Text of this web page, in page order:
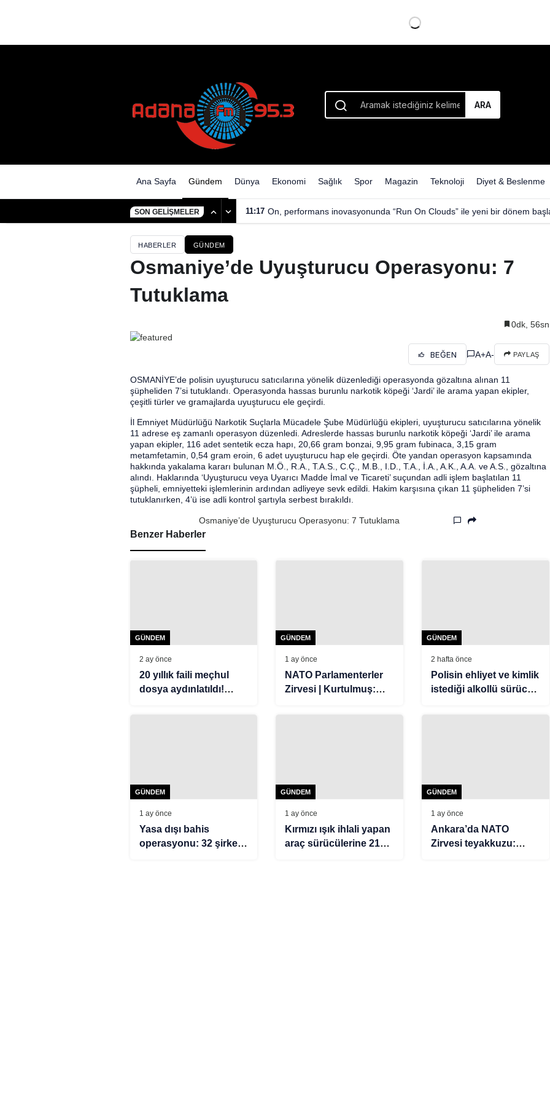
ARA
Ana Sayfa Gündem Dünya Ekonomi Sağlık Spor Magazin Teknoloji Diyet & Beslenme
SON GELIŞMELER 11:17 On, performans inovasyonunda “Run On Clouds” ile yeni bir dönem
HABERLER GÜNDEM
Osmaniye’de Uyuşturucu Operasyonu: 7
Tutuklama
0dk, 56sn
BEĞEN A+A- PAYLAŞ
OSMANİYE’de polisin uyuşturucu satıcılarına yönelik düzenlediği operasyonda gözaltına alınan 11
şüpheliden 7’si tutuklandı. Operasyonda hassas burunlu narkotik köpeği ‘Jardi’ ile arama yapan ekipler,
çeşitli türler ve gramajlarda uyuşturucu ele geçirdi.
İl Emniyet Müdürlüğü Narkotik Suçlarla Mücadele Şube Müdürlüğü ekipleri, uyuşturucu satıcılarına yönelik
11 adrese eş zamanlı operasyon düzenledi. Adreslerde hassas burunlu narkotik köpeği ‘Jardi’ ile arama
yapan ekipler, 116 adet sentetik ecza hapı, 20,66 gram bonzai, 9,95 gram fubinaca, 3,15 gram
metamfetamin, 0,54 gram eroin, 6 adet uyuşturucu hap ele geçirdi. Öte yandan operasyon kapsamında
hakkında yakalama kararı bulunan M.Ö., R.A., T.A.S., C.Ç., M.B., I.D., T.A., İ.A., A.K., A.A. ve A.S., gözaltına
alındı. Haklarında ‘Uyuşturucu veya Uyarıcı Madde İmal ve Ticareti’ suçundan adli işlem başlatılan 11
şüpheli, emniyetteki işlemlerinin ardından adliyeye sevk edildi. Hakim karşısına çıkan 11 şüpheliden 7’si
tutuklanırken, 4’ü ise adli kontrol şartıyla serbest bırakıldı.
Osmaniye’de Uyuşturucu Operasyonu: 7 Tutuklama
Benzer Haberler
GÜNDEM
2 ay önce
20 yıllık faili meçhul
dosya aydınlatıldı!
GÜNDEM
1 ay önce
NATO Parlamenterler
Zirvesi | Kurtulmuş:
GÜNDEM
2 hafta önce
Polisin ehliyet ve kimlik
istediği alkollü sürücü,
GÜNDEM
1 ay önce
Yasa dışı bahis
operasyonu: 32 şirkete
GÜNDEM
1 ay önce
Kırmızı ışık ihlali yapan
araç sürücülerine 21
GÜNDEM
1 ay önce
Ankara’da NATO
Zirvesi teyakkuzu: